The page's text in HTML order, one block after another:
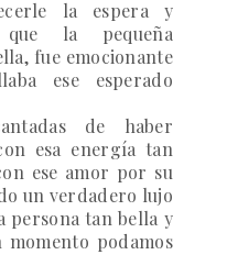
la espera y
la pequeña
fue emocionante
ese esperado
de haber
esa energía tan
ese amor por su
un verdadero lujo
persona tan bella y
momento podamos